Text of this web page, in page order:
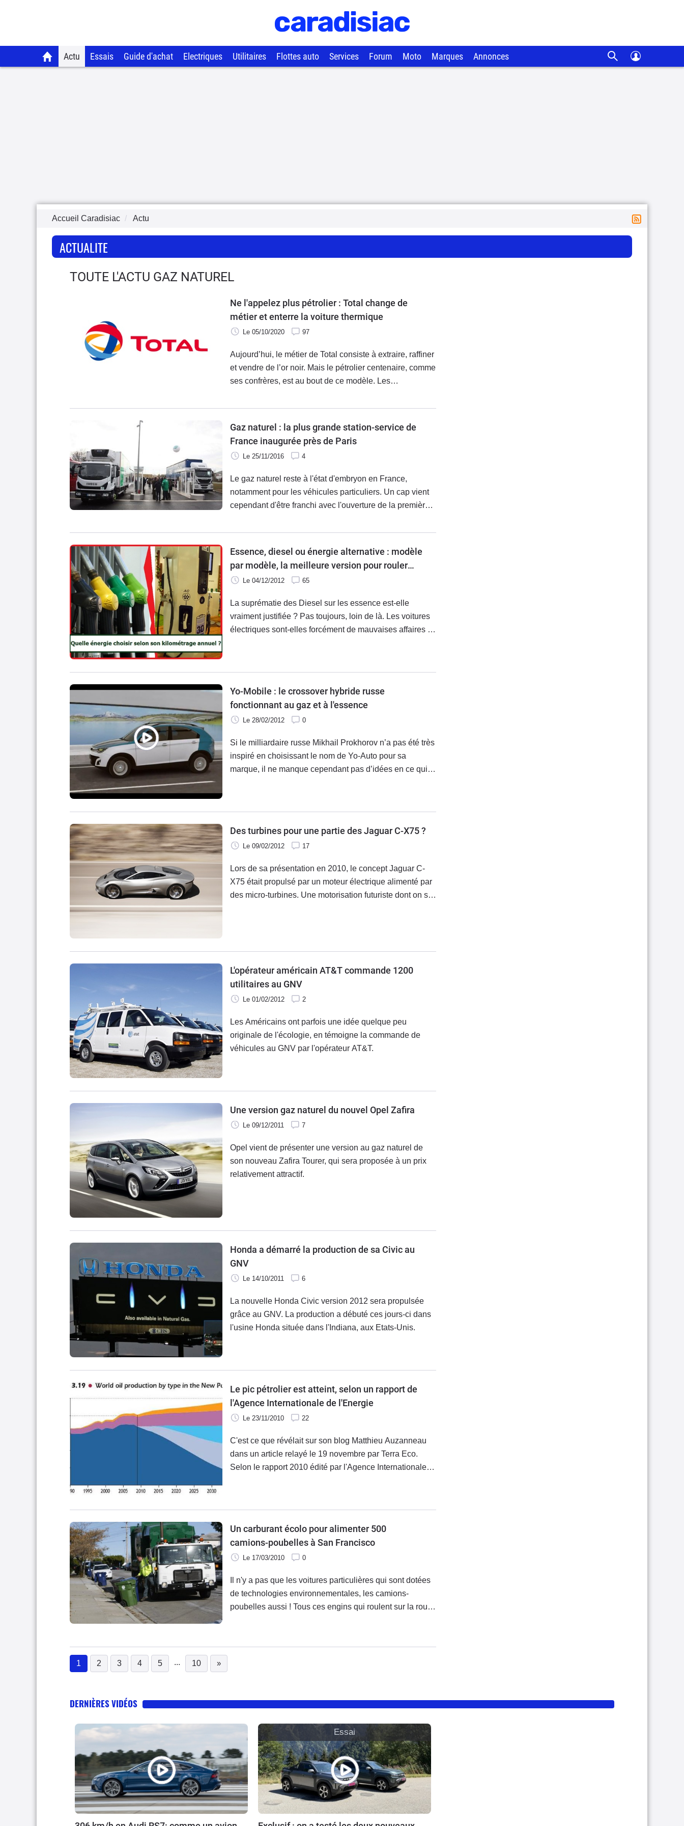
Actu Essais Guide d'achat Electriques Utilitaires Flottes auto Services Forum Moto Marques Annonces
Accueil Caradisiac Actu
ACTUALITE
TOUTE L'ACTU GAZ NATUREL
Ne l'appelez plus pétrolier : Total change de
métier et enterre la voiture thermique
Le 05/10/2020 97
Aujourd’hui, le métier de Total consiste à extraire, raffiner
et vendre de l’or noir. Mais le pétrolier centenaire, comme
ses confrères, est au bout de ce modèle. Les
dont le métier consistera à recharger nos voitures
Une bascule d'un modèle à l'autre qui devrait être
totalement achevé en 2050.
Gaz naturel : la plus grande station-service de
France inaugurée près de Paris
Le 25/11/2016 4
Le gaz naturel reste à l'état d'embryon en France,
notamment pour les véhicules particuliers. Un cap vient
cependant d'être franchi avec l'ouverture de la première
région parisienne. La première d'une série de dix
polluant que le sans-plomb et le gazole.
Essence, diesel ou énergie alternative : modèle
par modèle, la meilleure version pour rouler
moins cher
Le 04/12/2012 65
La suprématie des Diesel sur les essence est-elle
vraiment justifiée ? Pas toujours, loin de là. Les voitures
électriques sont-elles forcément de mauvaises affaires ?
bioéthanol comme les GPL peuvent au contraire se
révéler très attractifs. Pour parvenir à ces conclusions,
Caradisiac a comparé les tarifs et les caractéristiques
découvrez ainsi les versions les plus économiques selon
différents kilométrages annuels. Car finalement, c'est
bien la facture en carburant (ou en électricité le cas
Yo-Mobile : le crossover hybride russe
fonctionnant au gaz et à l'essence
Le 28/02/2012 0
Si le milliardaire russe Mikhail Prokhorov n’a pas été très
inspiré en choisissant le nom de Yo-Auto pour sa
marque, il ne manque cependant pas d’idées en ce qui
Des turbines pour une partie des Jaguar C-X75 ?
Le 09/02/2012 17
Lors de sa présentation en 2010, le concept Jaguar C-
X75 était propulsé par un moteur électrique alimenté par
des micro-turbines. Une motorisation futuriste dont on se
L'opérateur américain AT&T commande 1200
utilitaires au GNV
Le 01/02/2012 2
Les Américains ont parfois une idée quelque peu
originale de l'écologie, en témoigne la commande de
véhicules au GNV par l'opérateur AT&T.
Une version gaz naturel du nouvel Opel Zafira
Le 09/12/2011 7
Opel vient de présenter une version au gaz naturel de
son nouveau Zafira Tourer, qui sera proposée à un prix
relativement attractif.
Honda a démarré la production de sa Civic au
GNV
Le 14/10/2011 6
La nouvelle Honda Civic version 2012 sera propulsée
grâce au GNV. La production a débuté ces jours-ci dans
l'usine Honda située dans l'Indiana, aux Etats-Unis.
Le pic pétrolier est atteint, selon un rapport de
l'Agence Internationale de l'Energie
Le 23/11/2010 22
C'est ce que révélait sur son blog Matthieu Auzanneau
dans un article relayé le 19 novembre par Terra Eco.
Selon le rapport 2010 édité par l'Agence Internationale
Un carburant écolo pour alimenter 500
camions-poubelles à San Francisco
Le 17/03/2010 0
Il n'y a pas que les voitures particulières qui sont dotées
de technologies environnementales, les camions-
poubelles aussi ! Tous ces engins qui roulent sur la route
1
(current)
2 3 4 5 ... 10 »
DERNIÈRES VIDÉOS
Essai